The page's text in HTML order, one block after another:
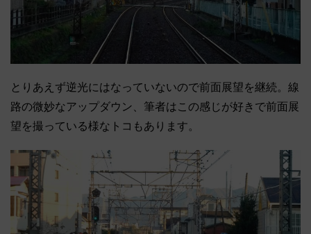
とりあえず逆光にはなっていないので前面展望を継続。線
路の微妙なアップダウン、筆者はこの感じが好きで前面展
望を撮っている様なトコもあります。